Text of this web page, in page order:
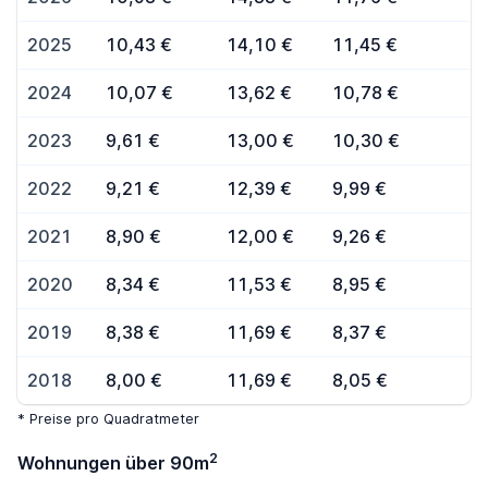
2025 10,43 € 14,10 € 11,45 €
2024 10,07 € 13,62 € 10,78 €
2023 9,61 € 13,00 € 10,30 €
2022 9,21 € 12,39 € 9,99 €
2021 8,90 € 12,00 € 9,26 €
2020 8,34 € 11,53 € 8,95 €
2019 8,38 € 11,69 € 8,37 €
2018 8,00 € 11,69 € 8,05 €
* Preise pro Quadratmeter
Wohnungen über 90m2